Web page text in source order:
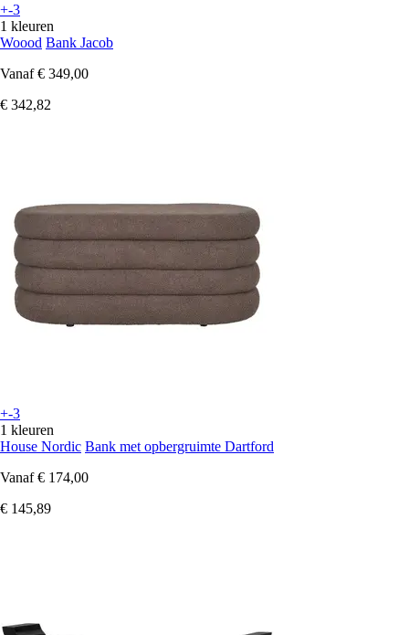
+-3
1 kleuren
Woood Bank Jacob
Vanaf € 349,00
€ 342,82
+-3
1 kleuren
House Nordic Bank met opbergruimte Dartford
Vanaf € 174,00
€ 145,89